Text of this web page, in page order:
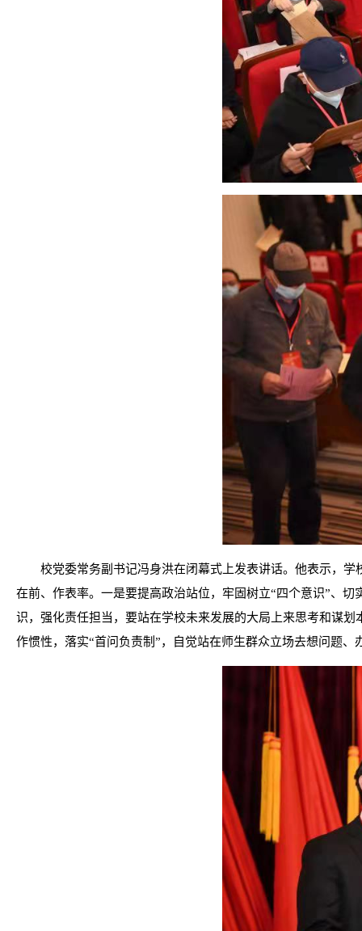
校党委常务副书记冯身洪在闭幕式上发表讲话。他表示，
在前、作表率。一是要提高政治站位，牢固树立“四个意识”、
识，强化责任担当，要站在学校未来发展的大局上来思考和谋
作惯性，落实“首问负责制”，自觉站在师生群众立场去想问题